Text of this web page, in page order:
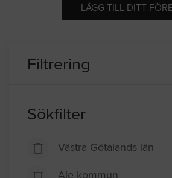
LÄGG TILL DITT
Filtrering
Sökfilter
Västra Götalands län